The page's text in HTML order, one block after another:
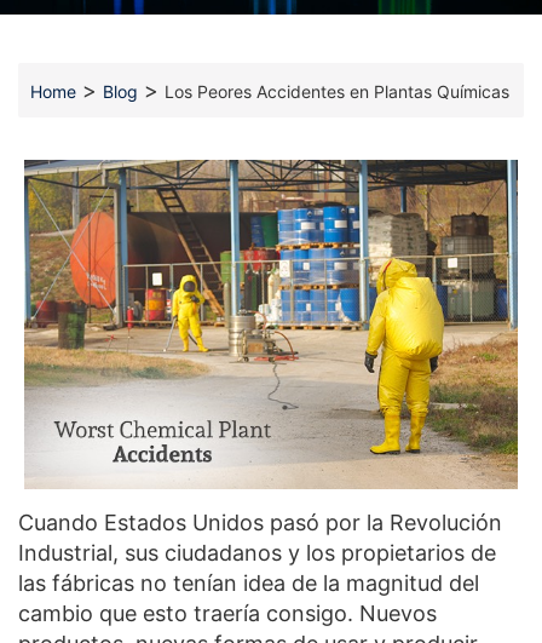
Home > Blog > Los Peores Accidentes en Plantas Químicas
Cuando Estados Unidos pasó por la Revolución
Industrial, sus ciudadanos y los propietarios de
las fábricas no tenían idea de la magnitud del
cambio que esto traería consigo. Nuevos